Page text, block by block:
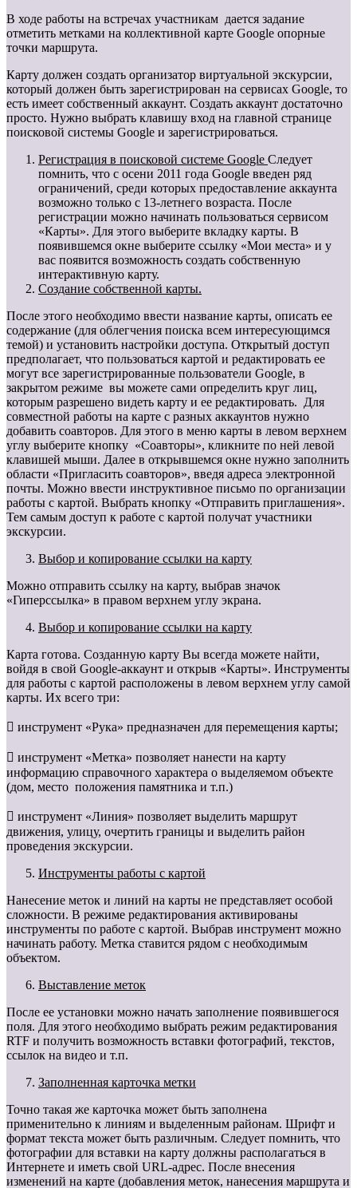
В ходе работы на встречах участникам дается задание
отметить метками на коллективной карте Google опорные
точки маршрута.
Карту должен создать организатор виртуальной экскурсии,
который должен быть зарегистрирован на сервисах Google, то
есть имеет собственный аккаунт. Создать аккаунт достаточно
просто. Нужно выбрать клавишу вход на главной странице
поисковой системы Google и зарегистрироваться.
Регистрация в поисковой системе Google Следует
помнить, что с осени 2011 года Google введен ряд
ограничений, среди которых предоставление аккаунта
возможно только с 13-летнего возраста. После
регистрации можно начинать пользоваться сервисом
«Карты». Для этого выберите вкладку карты. В
появившемся окне выберите ссылку «Мои места» и у
вас появится возможность создать собственную
интерактивную карту.
Создание собственной карты.
После этого необходимо ввести название карты, описать ее
содержание (для облегчения поиска всем интересующимся
темой) и установить настройки доступа. Открытый доступ
предполагает, что пользоваться картой и редактировать ее
могут все зарегистрированные пользователи Google, в
закрытом режиме вы можете сами определить круг лиц,
которым разрешено видеть карту и ее редактировать. Для
совместной работы на карте с разных аккаунтов нужно
добавить соавторов. Для этого в меню карты в левом верхнем
углу выберите кнопку «Соавторы», кликните по ней левой
клавишей мыши. Далее в открывшемся окне нужно заполнить
области «Пригласить соавторов», введя адреса электронной
почты. Можно ввести инструктивное письмо по организации
работы с картой. Выбрать кнопку «Отправить приглашения».
Тем самым доступ к работе с картой получат участники
экскурсии.
Выбор и копирование ссылки на карту
Можно отправить ссылку на карту, выбрав значок
«Гиперссылка» в правом верхнем углу экрана.
Выбор и копирование ссылки на карту
Карта готова. Созданную карту Вы всегда можете найти,
войдя в свой Google-аккаунт и открыв «Карты». Инструменты
для работы с картой расположены в левом верхнем углу самой
карты. Их всего три:
 инструмент «Рука» предназначен для перемещения карты;
 инструмент «Метка» позволяет нанести на карту
информацию справочного характера о выделяемом объекте
(дом, место положения памятника и т.п.)
 инструмент «Линия» позволяет выделить маршрут
движения, улицу, очертить границы и выделить район
проведения экскурсии.
Инструменты работы с картой
Нанесение меток и линий на карты не представляет особой
сложности. В режиме редактирования активированы
инструменты по работе с картой. Выбрав инструмент можно
начинать работу. Метка ставится рядом с необходимым
объектом.
Выставление меток
После ее установки можно начать заполнение появившегося
поля. Для этого необходимо выбрать режим редактирования
RTF и получить возможность вставки фотографий, текстов,
ссылок на видео и т.п.
Заполненная карточка метки
Точно такая же карточка может быть заполнена
применительно к линиям и выделенным районам. Шрифт и
формат текста может быть различным. Следует помнить, что
фотографии для вставки на карту должны располагаться в
Интернете и иметь свой URL-адрес. После внесения
изменений на карте (добавления меток, нанесения маршрута и